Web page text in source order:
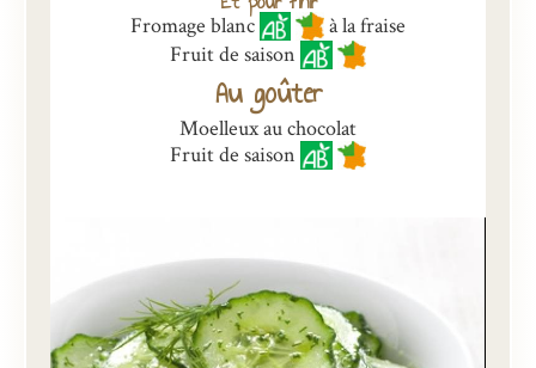
Fromage blanc
à la fraise
Fruit de saison
Au goûter
Moelleux au chocolat
Fruit de saison